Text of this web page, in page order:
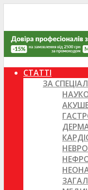
СТАТТІ
ЗА